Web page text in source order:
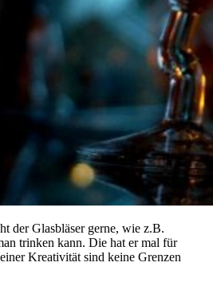
der Glasbläser gerne, wie z.B.
trinken kann. Die hat er mal für
Kreativität sind keine Grenzen